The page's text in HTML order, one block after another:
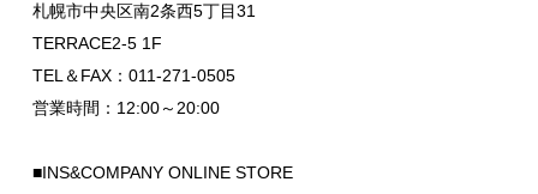
札幌市中央区南2条西5丁目31
TERRACE2-5 1F
TEL＆FAX：011-271-0505
営業時間：12:00～20:00
■INS&COMPANY ONLINE STORE